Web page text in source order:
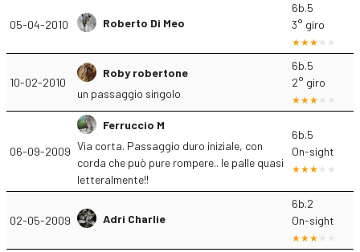
05-04-2010 Roberto Di Meo
6b.5
3° giro
10-02-2010
Roby robertone
un passaggio singolo
6b.5
2° giro
06-09-2009
Ferruccio M
Via corta. Passaggio duro iniziale, con
corda che può pure rompere.. le palle quasi
letteralmente!!
6b.5
On-sight
02-05-2009 Adri Charlie
6b.2
On-sight